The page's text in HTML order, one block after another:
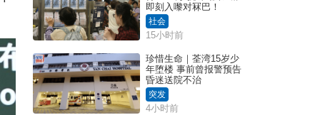
即刻入嚟对冧巴！
社会
15小时前
珍惜生命｜荃湾15岁少
年堕楼 事前曾报警预告
昏迷送院不治
突发
4小时前